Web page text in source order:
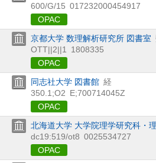
600/G/15 017232000454917
OPAC
京都大学 数理解析研究所 図書室
OTT||2||1
1808335
OPAC
同志社大学 図書館 経
350.1;O2 E;700714045Z
OPAC
北海道大学 大学院理学研究科・
dc19:519/ot8 0025534727
OPAC